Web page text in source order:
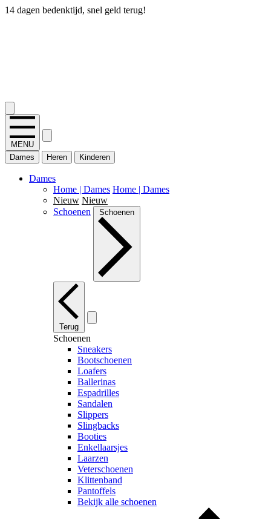
14 dagen bedenktijd, snel geld terug!
MENU
Dames
Heren Kinderen
Dames
Home | Dames Home | Dames
Nieuw Nieuw
Schoenen
Schoenen
Terug
Schoenen
Sneakers
Bootschoenen
Loafers
Ballerinas
Espadrilles
Sandalen
Slippers
Slingbacks
Booties
Enkellaarsjes
Laarzen
Veterschoenen
Klittenband
Pantoffels
Bekijk alle schoenen